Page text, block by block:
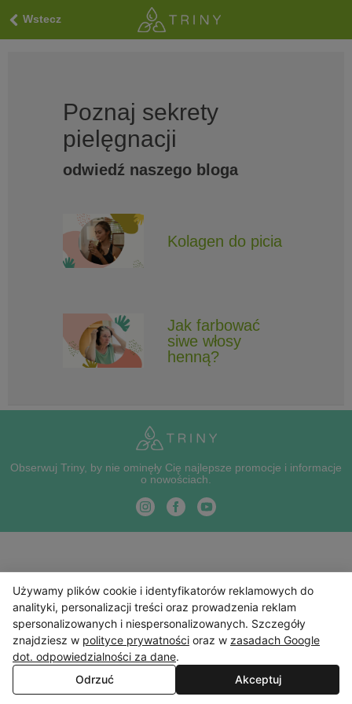
Wstecz
Poznaj sekrety
pielęgnacji
odwiedź naszego bloga
Kolagen do picia
Jak farbować
siwe włosy
henną?
Obserwuj Triny, by nie ominęły Cię najlepsze promocje i informacje
o nowościach.
Używamy plików cookie i identyfikatorów reklamowych do
analityki, personalizacji treści oraz prowadzenia reklam
spersonalizowanych i niespersonalizowanych. Szczegóły
znajdziesz w polityce prywatności oraz w zasadach Google
dot. odpowiedzialności za dane.
Odrzuć
Akceptuj